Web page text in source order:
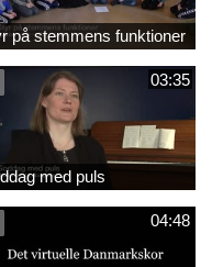
på stemmens funktioner
03:35
med puls
04:48